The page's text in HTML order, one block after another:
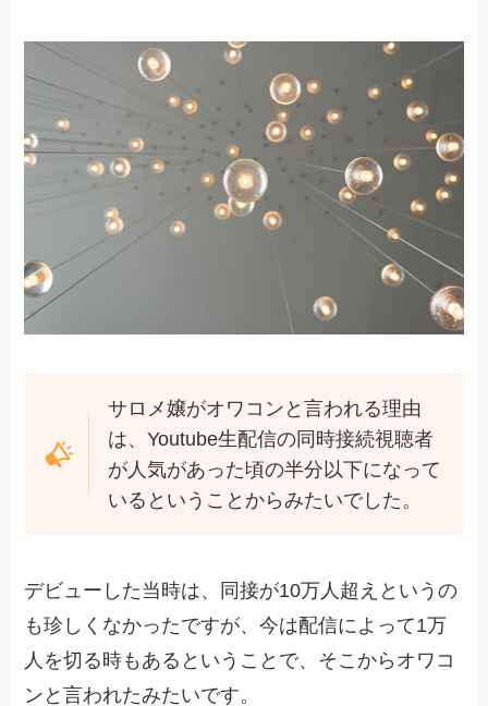
サロメ嬢がオワコンと言われる理由
は、Youtube生配信の同時接続視聴者
が人気があった頃の半分以下になって
いるということからみたいでした。
デビューした当時は、同接が10万人超えというの
も珍しくなかったですが、今は配信によって1万
人を切る時もあるということで、そこからオワコ
ンと言われたみたいです。